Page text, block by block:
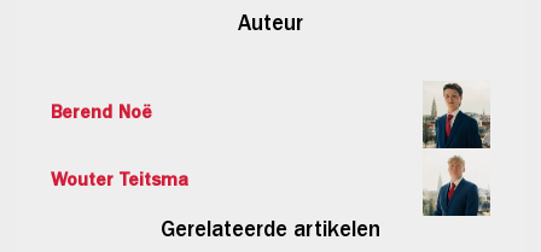
Auteur
Berend Noë
Wouter Teitsma
Gerelateerde artikelen